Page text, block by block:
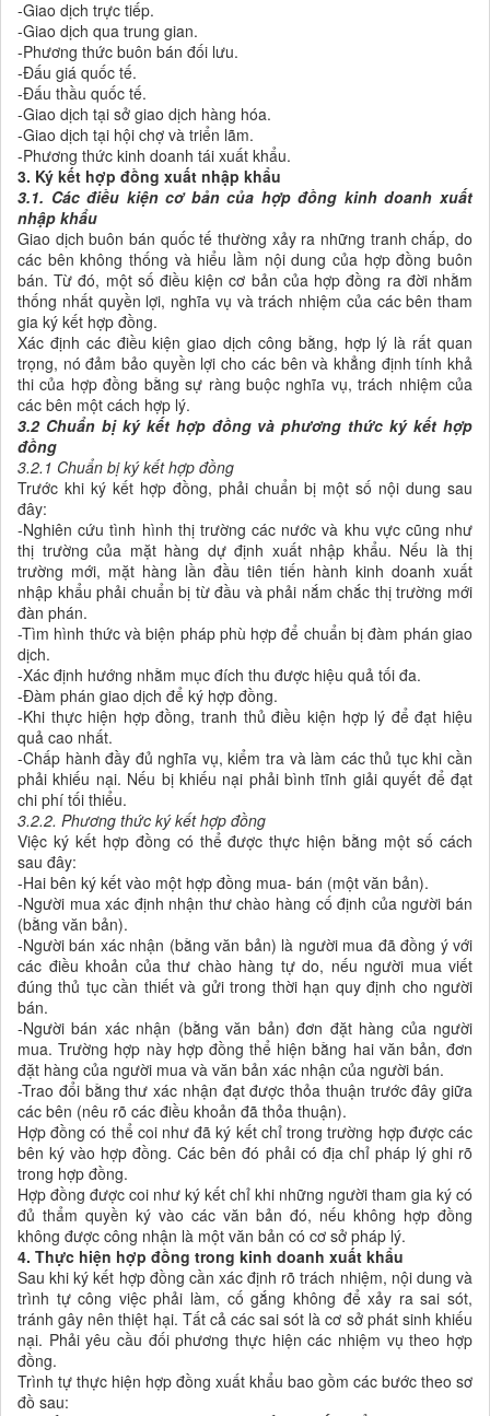
-Giao dịch trực tiếp.
-Giao dịch qua trung gian.
-Phương thức buôn bán đối lưu.
-Đấu giá quốc tế.
-Đấu thầu quốc tế.
-Giao dịch tại sở giao dịch hàng hóa.
-Giao dịch tại hội chợ và triển lãm.
-Phương thức kinh doanh tái xuất khẩu.
3. Ký kết hợp đồng xuất nhập khẩu
3.1. Các điều kiện cơ bản của hợp đồng kinh doanh xuất
nhập khẩu
Giao dịch buôn bán quốc tế thường xảy ra những tranh chấp, do
các bên không thống và hiểu lầm nội dung của hợp đồng buôn
bán. Từ đó, một số điều kiện cơ bản của hợp đồng ra đời nhằm
thống nhất quyền lợi, nghĩa vụ và trách nhiệm của các bên tham
gia ký kết hợp đồng.
Xác định các điều kiện giao dịch công bằng, hợp lý là rất quan
trọng, nó đảm bảo quyền lợi cho các bên và khẳng định tính khả
thi của hợp đồng bằng sự ràng buộc nghĩa vụ, trách nhiệm của
các bên một cách hợp lý.
3.2 Chuẩn bị ký kết hợp đồng và phương thức ký kết hợp
đồng
3.2.1 Chuẩn bị ký kết hợp đồng
Trước khi ký kết hợp đồng, phải chuẩn bị một số nội dung sau
đây:
-Nghiên cứu tình hình thị trường các nước và khu vực cũng như
thị trường của mặt hàng dự định xuất nhập khẩu. Nếu là thị
trường mới, mặt hàng lần đầu tiên tiến hành kinh doanh xuất
nhập khẩu phải chuẩn bị từ đầu và phải nắm chắc thị trường mới
đàn phán.
-Tìm hình thức và biện pháp phù hợp để chuẩn bị đàm phán giao
dịch.
-Xác định hướng nhằm mục đích thu được hiệu quả tối đa.
-Đàm phán giao dịch để ký hợp đồng.
-Khi thực hiện hợp đồng, tranh thủ điều kiện hợp lý để đạt hiệu
quả cao nhất.
-Chấp hành đầy đủ nghĩa vụ, kiểm tra và làm các thủ tục khi cần
phải khiếu nại. Nếu bị khiếu nại phải bình tĩnh giải quyết để đạt
chi phí tối thiểu.
3.2.2. Phương thức ký kết hợp đồng
Việc ký kết hợp đồng có thể được thực hiện bằng một số cách
sau đây:
-Hai bên ký kết vào một hợp đồng mua- bán (một văn bản).
-Người mua xác định nhận thư chào hàng cố định của người bán
(bằng văn bản).
-Người bán xác nhận (bằng văn bản) là người mua đã đồng ý với
các điều khoản của thư chào hàng tự do, nếu người mua viết
đúng thủ tục cần thiết và gửi trong thời hạn quy định cho người
bán.
-Người bán xác nhận (bằng văn bản) đơn đặt hàng của người
mua. Trường hợp này hợp đồng thể hiện bằng hai văn bản, đơn
đặt hàng của người mua và văn bản xác nhận của người bán.
-Trao đổi bằng thư xác nhận đạt được thỏa thuận trước đây giữa
các bên (nêu rõ các điều khoản đã thỏa thuận).
Hợp đồng có thể coi như đã ký kết chỉ trong trường hợp được các
bên ký vào hợp đồng. Các bên đó phải có địa chỉ pháp lý ghi rõ
trong hợp đồng.
Hợp đồng được coi như ký kết chỉ khi những người tham gia ký có
đủ thẩm quyền ký vào các văn bản đó, nếu không hợp đồng
không được công nhận là một văn bản có cơ sở pháp lý.
4. Thực hiện hợp đồng trong kinh doanh xuất khẩu
Sau khi ký kết hợp đồng cần xác định rõ trách nhiệm, nội dung và
trình tự công việc phải làm, cố gắng không để xảy ra sai sót,
tránh gây nên thiệt hại. Tất cả các sai sót là cơ sở phát sinh khiếu
nại. Phải yêu cầu đối phương thực hiện các nhiệm vụ theo hợp
đồng.
Trình tự thực hiện hợp đồng xuất khẩu bao gồm các bước theo sơ
đồ sau: